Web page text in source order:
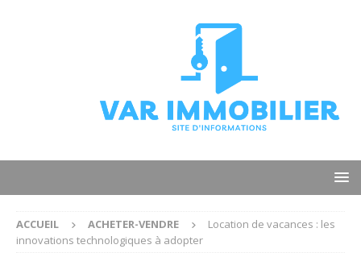
ACCUEIL ACHETER-VENDRE
Location de vacances : les
innovations technologiques à adopter